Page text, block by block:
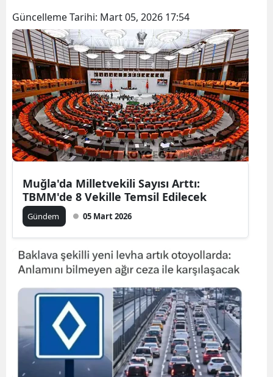
Güncelleme Tarihi: Mart 05, 2026 17:54
Muğla'da Milletvekili Sayısı Arttı:
TBMM'de 8 Vekille Temsil Edilecek
Gündem 05 Mart 2026